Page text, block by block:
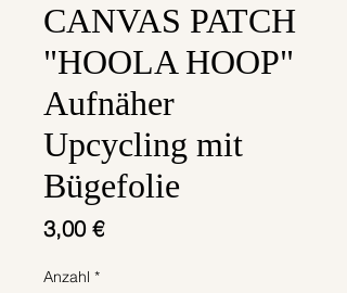
CANVAS PATCH
"HOOLA HOOP"
Aufnäher
Upcycling mit
Bügefolie
3,00 €Preis
Anzahl *